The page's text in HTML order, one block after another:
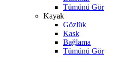
Tümünü Gör
Kayak
Gözlük
Kask
Bağlama
Tümünü Gör